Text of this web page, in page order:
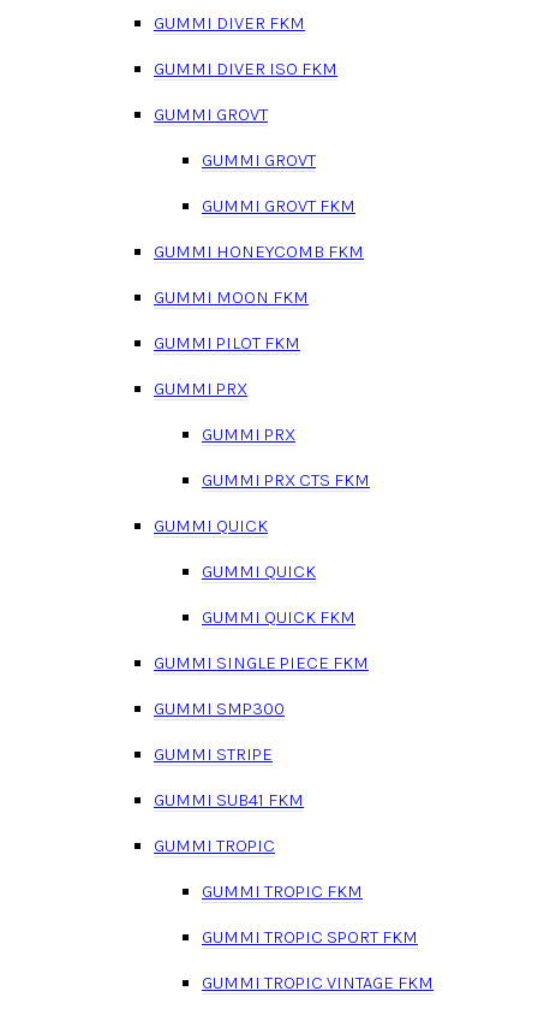
GUMMI DIVER FKM
GUMMI DIVER ISO FKM
GUMMI GROVT
GUMMI GROVT
GUMMI GROVT FKM
GUMMI HONEYCOMB FKM
GUMMI MOON FKM
GUMMI PILOT FKM
GUMMI PRX
GUMMI PRX
GUMMI PRX CTS FKM
GUMMI QUICK
GUMMI QUICK
GUMMI QUICK FKM
GUMMI SINGLE PIECE FKM
GUMMI SMP300
GUMMI STRIPE
GUMMI SUB41 FKM
GUMMI TROPIC
GUMMI TROPIC FKM
GUMMI TROPIC SPORT FKM
GUMMI TROPIC VINTAGE FKM